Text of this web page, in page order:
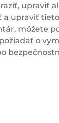
upraviť
a upraviť
môžete
o